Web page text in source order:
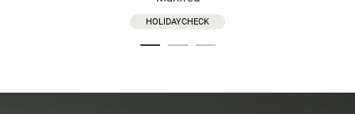
HOLIDAYCHECK